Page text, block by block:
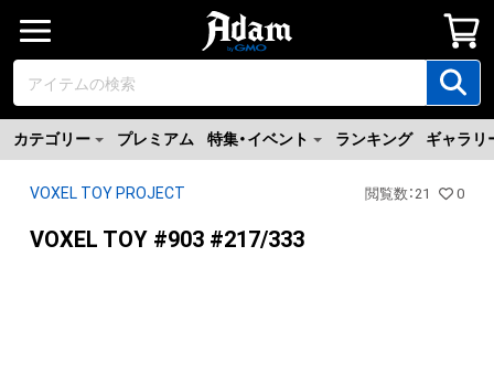
カテゴリー プレミアム 特集・イベント ランキング ギャラリ
VOXEL TOY PROJECT 閲覧数 ：21 0
VOXEL TOY #903 #217/333